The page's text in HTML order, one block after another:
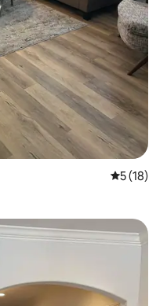
5 (18)